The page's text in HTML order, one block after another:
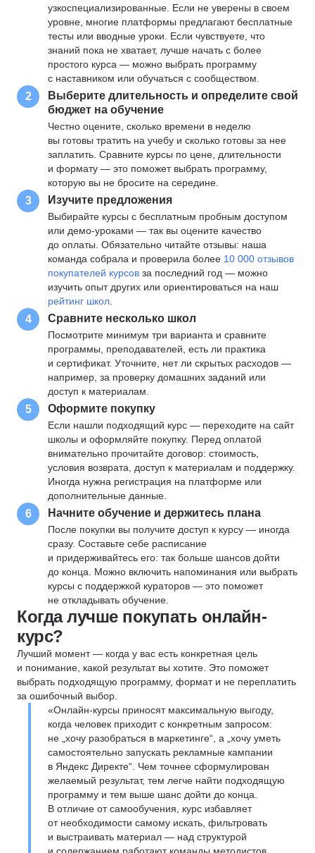
узкоспециализированные. Если не уверены в своем
уровне, многие платформы предлагают бесплатные
тесты или вводные уроки. Если чувствуете, что
знаний пока не хватает, лучше начать с более
простого курса — можно выбрать программу
с наставником или обучаться с сообществом.
2
Выберите длительность и определите свой
бюджет на обучение
Честно оцените, сколько времени в неделю
вы готовы тратить на учебу и сколько готовы за нее
заплатить. Сравните курсы по цене, длительности
и формату — это поможет выбрать программу,
которую вы не бросите на середине.
3 Изучите предложения
Выбирайте курсы с бесплатным пробным доступом
или демо-уроками — так вы оцените качество
до оплаты. Обязательно читайте отзывы: наша
команда собрала и проверила более 10 000 отзывов
покупателей курсов за последний год — можно
изучить опыт других или ориентироваться на наш
рейтинг школ
4 Сравните несколько школ
Посмотрите минимум три варианта и сравните
программы, преподавателей, есть ли практика
и сертификат. Уточните, нет ли скрытых расходов —
например, за проверку домашних заданий или
доступ к материалам.
5 Оформите покупку
Если нашли подходящий курс — переходите на сайт
школы и оформляйте покупку. Перед оплатой
внимательно прочитайте договор: стоимость,
условия возврата, доступ к материалам и поддержку.
Иногда нужна регистрация на платформе или
дополнительные данные.
6 Начните обучение и держитесь плана
После покупки вы получите доступ к курсу — иногда
сразу. Составьте себе расписание
и придерживайтесь его: так больше шансов дойти
до конца. Можно включить напоминания или выбрать
курсы с поддержкой кураторов — это поможет
не откладывать обучение.
Когда лучше покупать онлайн-
курс?
Лучший момент — когда у вас есть конкретная цель
и понимание, какой результат вы хотите. Это поможет
выбрать подходящую программу, формат и не переплатить
за ошибочный выбор.
«Онлайн-курсы приносят максимальную выгоду,
когда человек приходит с конкретным запросом:
не „хочу разобраться в маркетинге“, а „хочу уметь
самостоятельно запускать рекламные кампании
в Яндекс Директе“. Чем точнее сформулирован
желаемый результат, тем легче найти подходящую
программу и тем выше шанс дойти до конца.
В отличие от самообучения, курс избавляет
от необходимости самому искать, фильтровать
и выстраивать материал — над структурой